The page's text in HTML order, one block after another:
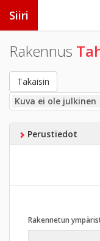
Siiri
Rakennus
Takaisin
Kuva ei ole julkinen
Perustiedot
Rakennetun